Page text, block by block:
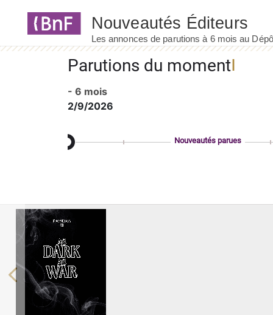
Parutions du moment
- 6 mois
2/9/2026
Nouveautés parues
Previous